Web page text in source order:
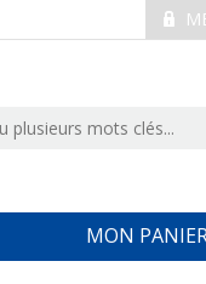
MON